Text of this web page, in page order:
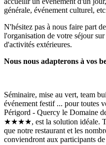
générale, événement culturel,
N'hésitez pas à nous faire part
l'organisation de votre séjour
d'activités extérieures.
Nous nous adapterons à vos
Séminaire, mise au vert, team
événement festif ... pour toutes
Périgord - Quercy le Domaine
★★★★, est la solution idéale.
que notre restaurant et les
conviendront aux participants de